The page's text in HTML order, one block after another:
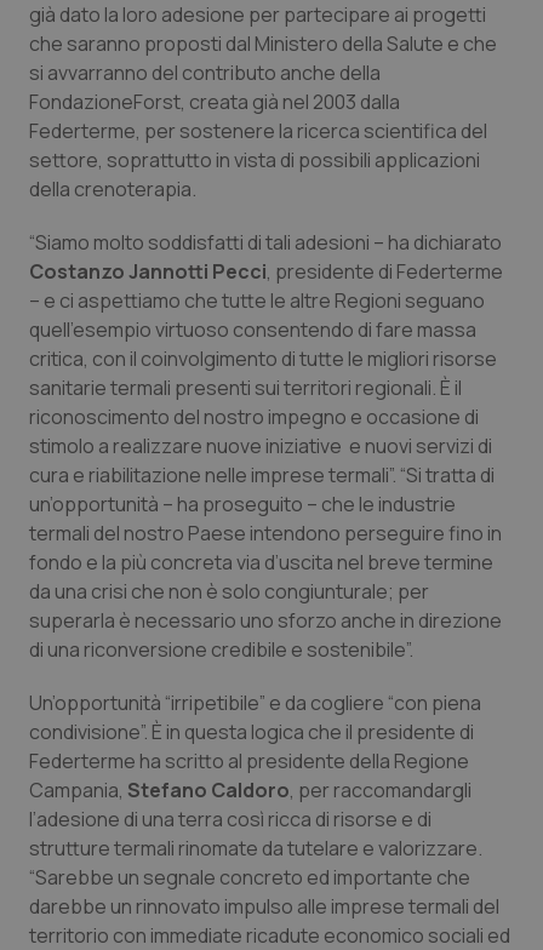
Calabria
Campania
Emilia-Romagna
Lazio
Liguria
Lombardia
Marche
Molise
Piemonte
Provincia Autonoma di Bolzano
Provincia Autonoma di Trento
Puglia
Sardegna
Sicilia
Asma & BPCO
Car-T
Colesterolo & coronaropatie
Diabete & glucometri
Disturbi dell’umore
Dolore
Donna & Salute
Epatiti
HIV
Infezioni & Febbre
Ipertensione & Scompenso
Malattie rare
Malattia di Crohn & Rettocolite Ulcerosa
Neuroscienze & patologie neurodegenerative
già dato la loro adesione per partecipare ai progetti
che saranno proposti dal Ministero della Salute e che
si avvarranno del contributo anche della
FondazioneForst, creata già nel 2003 dalla
Federterme, per sostenere la ricerca scientifica del
settore, soprattutto in vista di possibili applicazioni
della crenoterapia.
“Siamo molto soddisfatti di tali adesioni – ha dichiarato
Costanzo Jannotti Pecci, presidente di Federterme
– e ci aspettiamo che tutte le altre Regioni seguano
quell’esempio virtuoso consentendo di fare massa
critica, con il coinvolgimento di tutte le migliori risorse
sanitarie termali presenti sui territori regionali. È il
riconoscimento del nostro impegno e occasione di
stimolo a realizzare nuove iniziative e nuovi servizi di
cura e riabilitazione nelle imprese termali”. “Si tratta di
un’opportunità – ha proseguito – che le industrie
termali del nostro Paese intendono perseguire fino in
fondo e la più concreta via d’uscita nel breve termine
da una crisi che non è solo congiunturale; per
superarla è necessario uno sforzo anche in direzione
di una riconversione credibile e sostenibile”.
Un’opportunità “irripetibile” e da cogliere “con piena
condivisione”. È in questa logica che il presidente di
Federterme ha scritto al presidente della Regione
Campania, Stefano Caldoro, per raccomandargli
l’adesione di una terra così ricca di risorse e di
strutture termali rinomate da tutelare e valorizzare.
“Sarebbe un segnale concreto ed importante che
darebbe un rinnovato impulso alle imprese termali del
territorio con immediate ricadute economico sociali ed